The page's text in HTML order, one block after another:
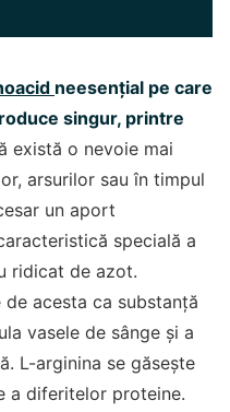
neesențial pe care
singur, printre
există o nevoie mai
arsurilor sau în timpul
un aport
specială a
ridicat de azot.
acesta ca substanță
vasele de sânge și a
L-arginina se găsește
a diferitelor proteine.